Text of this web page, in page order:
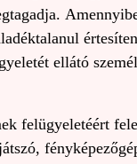
ellátó
felügyeletéért